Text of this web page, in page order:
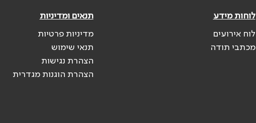
לוחות מידע
לוח אירועים
מכתבי תודה
תנאים ומדיניות
מדיניות פרטיות
תנאי שימוש
הצהרת נגישות
הצהרת הוגנות מגדרית